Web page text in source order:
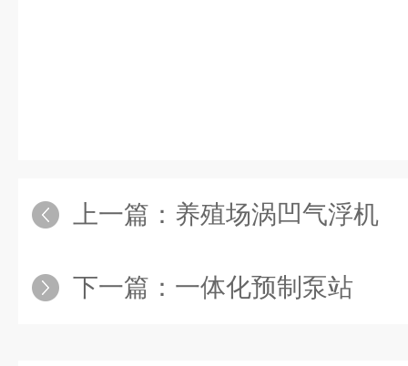
上一篇： 养殖场涡凹气浮机
下一篇： 一体化预制泵站